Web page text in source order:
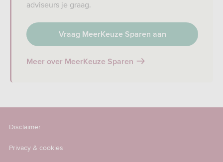
adviseurs je graag.
Vraag MeerKeuze Sparen aan
Meer over MeerKeuze Sparen
Disclaimer
Privacy & cookies